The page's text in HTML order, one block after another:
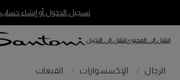
تسجيل الدخول أو إنشاء حساب
انتقل إلى المحتوىانتقل إلى التذييل
الرجال الإكسسوارات القبعات